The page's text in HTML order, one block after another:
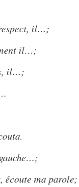
il…;
il…;
il…;
écoute ma parole;